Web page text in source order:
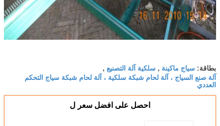
بطاقة: سياج ماكينة , سلكية آلة التصنيع ,
آلة صنع السياج ، آلة لحام شبكة سلكية ، آلة لحام شبكة سياج التحكم
العددي
احصل على افضل سعر ل